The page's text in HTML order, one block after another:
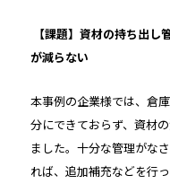
【課題】資材の持ち出し
が減らない
本事例の企業様では、倉
分にできておらず、資材
ました。十分な管理がな
れば、追加補充などを行